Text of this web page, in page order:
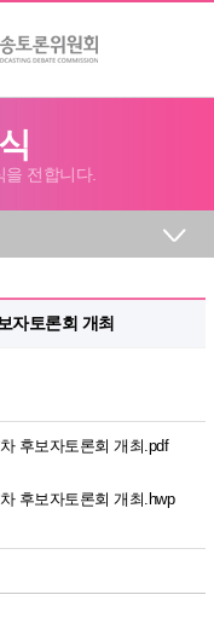
전합니다.
자토론회 개최
후보자토론회 개최.pdf
후보자토론회 개최.hwp